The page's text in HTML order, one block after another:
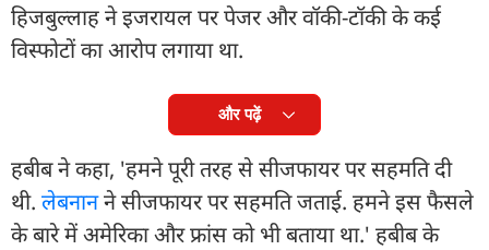
हिजबुल्लाह ने इजरायल पर पेजर और वॉकी-टॉकी के कई
विस्फोटों का आरोप लगाया था.
और पढ़ें
हबीब ने कहा, 'हमने पूरी तरह से सीजफायर पर सहमति दी
थी. लेबनानने सीजफायर पर सहमति जताई. हमने इस फैसले
के बारे में अमेरिका और फ्रांस को भी बताया था.' हबीब के